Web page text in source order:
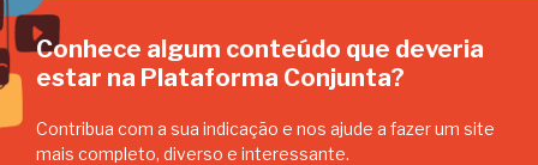
Conhece algum conteúdo que deveria
estar na Plataforma Conjunta?
Contribua com a sua indicação e nos ajude a fazer um site
mais completo, diverso e interessante.